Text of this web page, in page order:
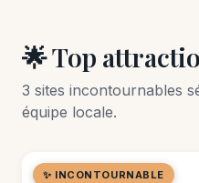
🌟 Top
3 sites incontournables
équipe locale.
✨ INCONTOURNABLE
🏖️ PLAGE